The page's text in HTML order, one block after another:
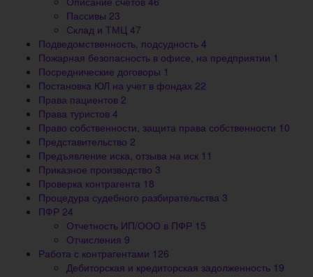
Пассивы 23
Склад и ТМЦ 47
Подведомственность, подсудность 4
Пожарная безопасность в офисе, на предприятии 1
Посреднические договоры 1
Постановка ЮЛ на учет в фондах 22
Права пациентов 2
Права туристов 4
Право собственности, защита права собственности 10
Представительство 2
Предъявление иска, отзыва на иск 11
Приказное производство 3
Проверка контрагента 18
Процедура судебного разбирательства 3
ПФР 24
Отчетность ИП/ООО в ПФР 15
Отчисления 9
Работа с контрагентами 126
Дебиторская и кредиторская задолженность 19